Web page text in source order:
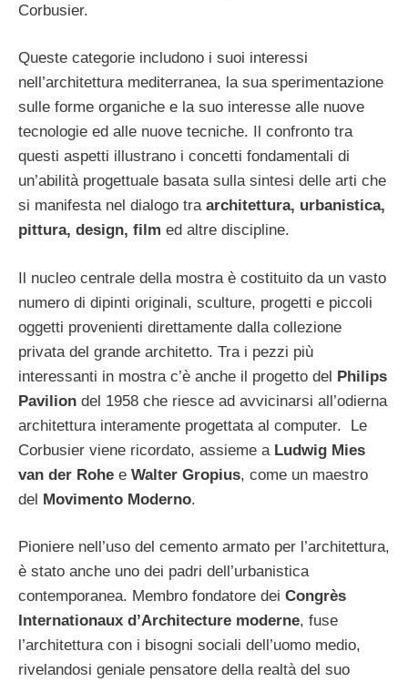
Corbusier.
Queste categorie includono i suoi interessi
nell’architettura mediterranea, la sua sperimentazione
sulle forme organiche e la suo interesse alle nuove
tecnologie ed alle nuove tecniche. Il confronto tra
questi aspetti illustrano i concetti fondamentali di
un’abilità progettuale basata sulla sintesi delle arti che
si manifesta nel dialogo tra architettura, urbanistica,
pittura, design, film ed altre discipline.
Il nucleo centrale della mostra è costituito da un vasto
numero di dipinti originali, sculture, progetti e piccoli
oggetti provenienti direttamente dalla collezione
privata del grande architetto. Tra i pezzi più
interessanti in mostra c’è anche il progetto del Philips
Pavilion del 1958 che riesce ad avvicinarsi all’odierna
architettura interamente progettata al computer. Le
Corbusier viene ricordato, assieme a Ludwig Mies
van der Rohe e Walter Gropius, come un maestro
del Movimento Moderno.
Pioniere nell’uso del cemento armato per l’architettura,
è stato anche uno dei padri dell’urbanistica
contemporanea. Membro fondatore dei Congrès
Internationaux d’Architecture moderne, fuse
l’architettura con i bisogni sociali dell’uomo medio,
rivelandosi geniale pensatore della realtà del suo